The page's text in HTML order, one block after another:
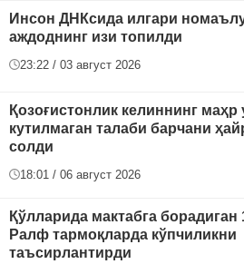
Инсон ДНКсида илгари
аждоднинг изи топилди
23:22 / 03 август 2026
Қозоғистонлик келиннинг маҳр
кутилмаган талаби барчани
солди
18:01 / 06 август 2026
Қўлларида мактабга борадиган
Ралф тармоқларда кўпчиликни
таъсирлантирди